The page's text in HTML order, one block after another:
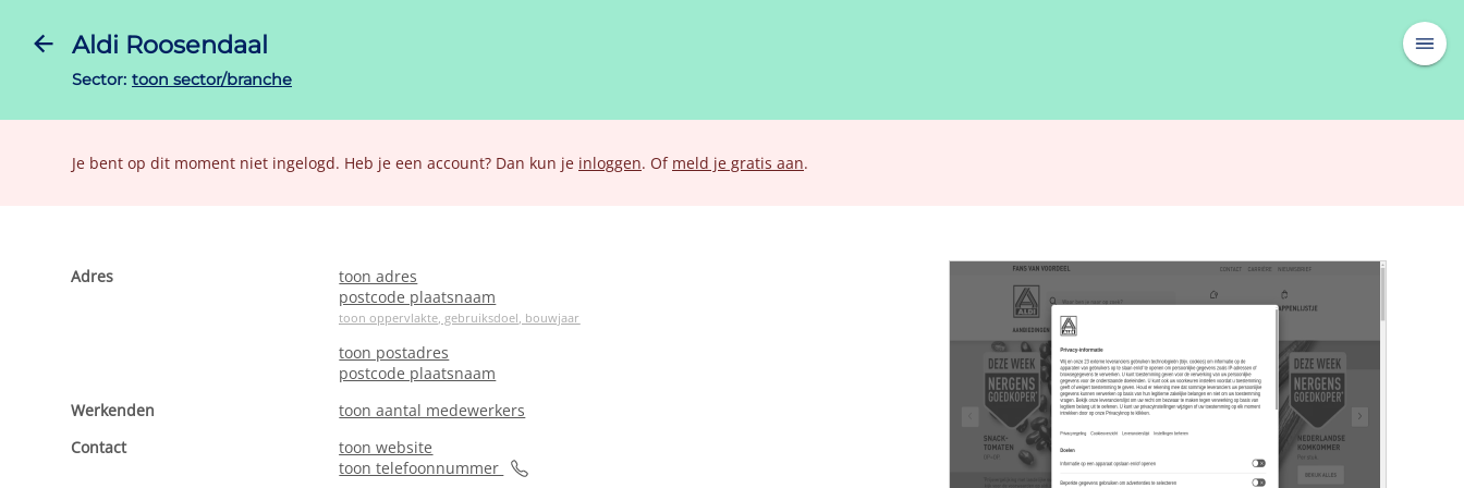
Aldi Roosendaal
Sector: toon sector/branche
Je bent op dit moment niet ingelogd. Heb je een account? Dan kun je inloggen. Of meld je gratis aan.
Adres
toon adres
postcode plaatsnaam
toon oppervlakte, gebruiksdoel, bouwjaar
toon postadres
postcode plaatsnaam
Werkenden
toon aantal medewerkers
Contact
toon website
toon telefoonnummer